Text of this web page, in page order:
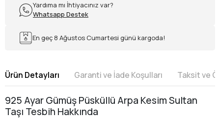
Yardıma mı İhtiyacınız var?
Whatsapp Destek
En geç 8 Ağustos Cumartesi günü kargoda!
Ürün Detayları Garanti ve İade Koşulları Taksit ve
925 Ayar Gümüş Püsküllü Arpa Kesim Sultan
Taşı Tesbih Hakkında